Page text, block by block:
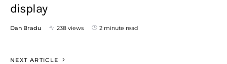
display
Dan Bradu 238 views 2 minute read
NEXT ARTICLE